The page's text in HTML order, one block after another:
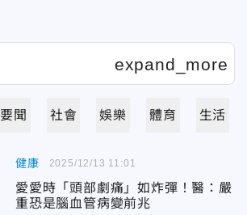
要聞 社會 娛樂 體育 生活
健康
愛愛時「頭部劇痛」如炸彈！醫：嚴
重恐是腦血管病變前兆
2025/12/13 11:01